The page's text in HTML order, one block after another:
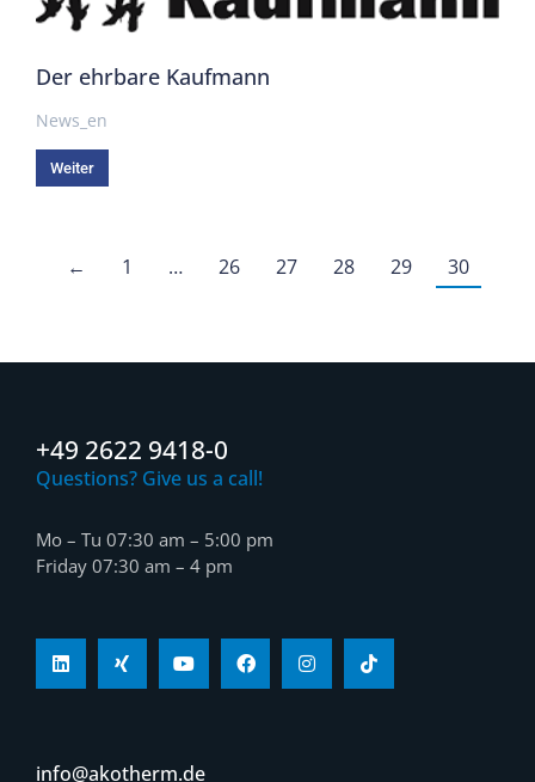
Der ehrbare Kaufmann
News_en
Weiter
← 1 … 26 27 28 29 30
+49 2622 9418-0
Questions? Give us a call!
Mo – Tu 07:30 am – 5:00 pm
Friday 07:30 am – 4 pm
info@akotherm.de